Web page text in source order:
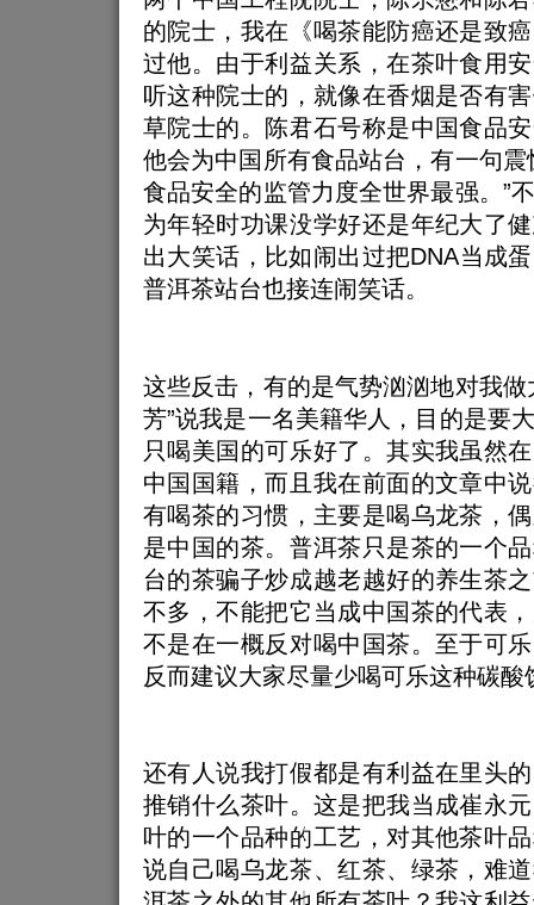
的院士，我在《喝茶能防癌还是致
过他。由于利益关系，在茶叶食用
听这种院士的，就像在香烟是否有
草院士的。陈君石号称是中国食品
他会为中国所有食品站台，有一句震
食品安全的监管力度全世界最强。”
为年轻时功课没学好还是年纪大了
出大笑话，比如闹出过把DNA当成
普洱茶站台也接连闹笑话。
这些反击，有的是气势汹汹地对我做
芳”说我是一名美籍华人，目的是要
只喝美国的可乐好了。其实我虽然
中国国籍，而且我在前面的文章中
有喝茶的习惯，主要是喝乌龙茶，
是中国的茶。普洱茶只是茶的一个
台的茶骗子炒成越老越好的养生茶
不多，不能把它当成中国茶的代表
不是在一概反对喝中国茶。至于可
反而建议大家尽量少喝可乐这种碳酸
还有人说我打假都是有利益在里头
推销什么茶叶。这是把我当成崔永
叶的一个品种的工艺，对其他茶叶
说自己喝乌龙茶、红茶、绿茶，难